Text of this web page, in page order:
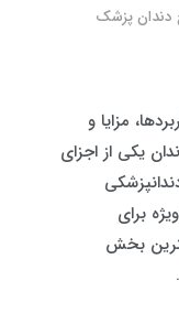
دندان پزشک
مزایا و
یکی از اجزای
برای
بخش